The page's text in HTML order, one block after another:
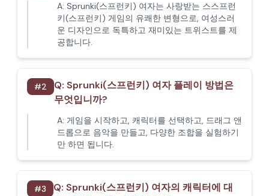
A: Sprunki(스프런키) 여자는 사랑받는 스스프런
키(스프런키) 게임의 유쾌한 변형으로, 여성스러
운 디자인으로 독특하고 재미있는 트위스트를 제
공합니다.
#2 Q: Sprunki(스프런키) 여자 플레이 방법은
무엇입니까?
A: 게임을 시작하고, 캐릭터를 선택하고, 드래그 앤
드롭으로 음악을 만들고, 다양한 조합을 실험하기
만 하면 됩니다.
#3 Q: Sprunki(스프런키) 여자의 캐릭터에 대